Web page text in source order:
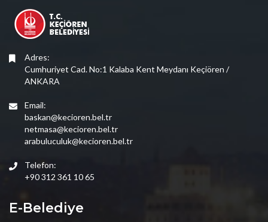
Adres:
Cumhuriyet Cad. No:1 Kalaba Kent Meydanı Keçiören /
ANKARA
Email:
baskan@kecioren.bel.tr
netmasa@kecioren.bel.tr
arabuluculuk@kecioren.bel.tr
Telefon:
+90 312 361 10 65
E-Belediye